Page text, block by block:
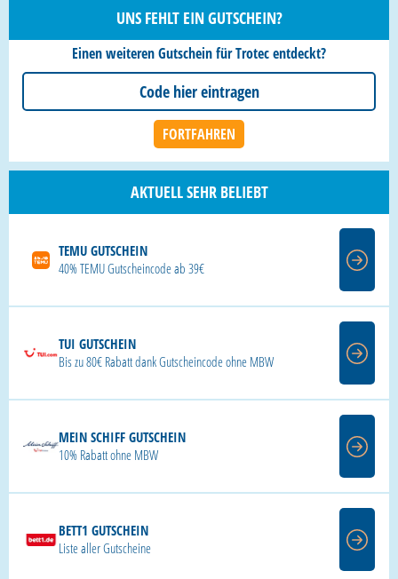
UNS FEHLT EIN GUTSCHEIN?
Einen weiteren Gutschein für Trotec entdeckt?
AKTUELL SEHR BELIEBT
TEMU GUTSCHEIN
40% TEMU Gutscheincode ab 39€
TUI GUTSCHEIN
Bis zu 80€ Rabatt dank Gutscheincode ohne MBW
MEIN SCHIFF GUTSCHEIN
10% Rabatt ohne MBW
BETT1 GUTSCHEIN
Liste aller Gutscheine